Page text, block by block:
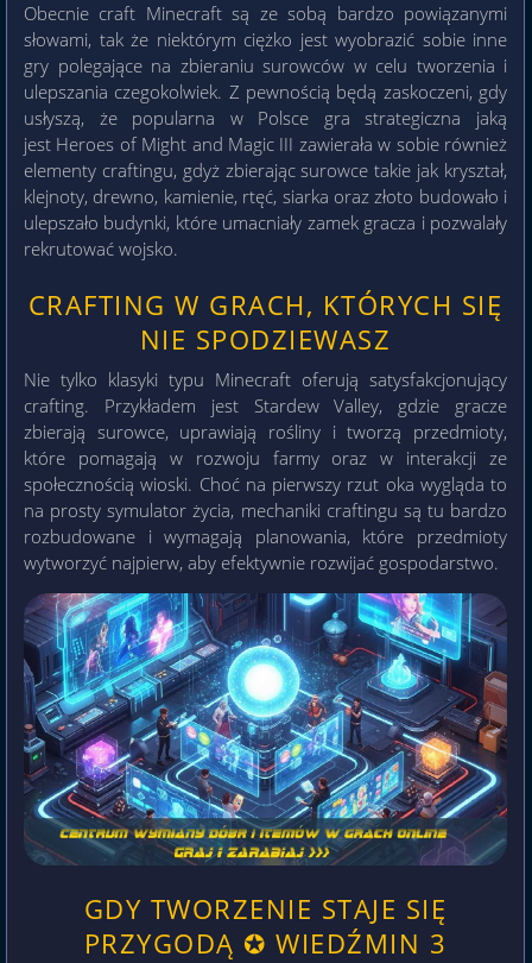
Obecnie craft Minecraft są ze sobą bardzo powiązanymi
słowami, tak że niektórym ciężko jest wyobrazić sobie inne
gry polegające na zbieraniu surowców w celu tworzenia i
ulepszania czegokolwiek. Z pewnością będą zaskoczeni, gdy
usłyszą, że popularna w Polsce gra strategiczna jaką
jest Heroes of Might and Magic III zawierała w sobie również
elementy craftingu, gdyż zbierając surowce takie jak kryształ,
klejnoty, drewno, kamienie, rtęć, siarka oraz złoto budowało i
ulepszało budynki, które umacniały zamek gracza i pozwalały
rekrutować wojsko.
CRAFTING W GRACH, KTÓRYCH SIĘ
NIE SPODZIEWASZ
Nie tylko klasyki typu Minecraft oferują satysfakcjonujący
crafting. Przykładem jest Stardew Valley, gdzie gracze
zbierają surowce, uprawiają rośliny i tworzą przedmioty,
które pomagają w rozwoju farmy oraz w interakcji ze
społecznością wioski. Choć na pierwszy rzut oka wygląda to
na prosty symulator życia, mechaniki craftingu są tu bardzo
rozbudowane i wymagają planowania, które przedmioty
wytworzyć najpierw, aby efektywnie rozwijać gospodarstwo.
GDY TWORZENIE STAJE SIĘ
PRZYGODĄ ✪ WIEDŹMIN 3